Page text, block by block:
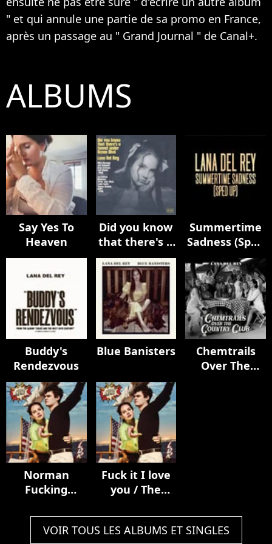
" et qui annule une partie de sa promo en France,
après un passage au " Grand Journal " de Canal+.
ALBUMS
Say Yes To
Heaven
Did you know
that there's a
tunnel under
Ocean Blvd
Summertime
Sadness (Sped
Buddy's
Rendezvous
Blue Banisters
Chemtrails
Over The
Norman
Fucking
Fuck it I love
you / The
VOIR TOUS LES ALBUMS ET SINGLES